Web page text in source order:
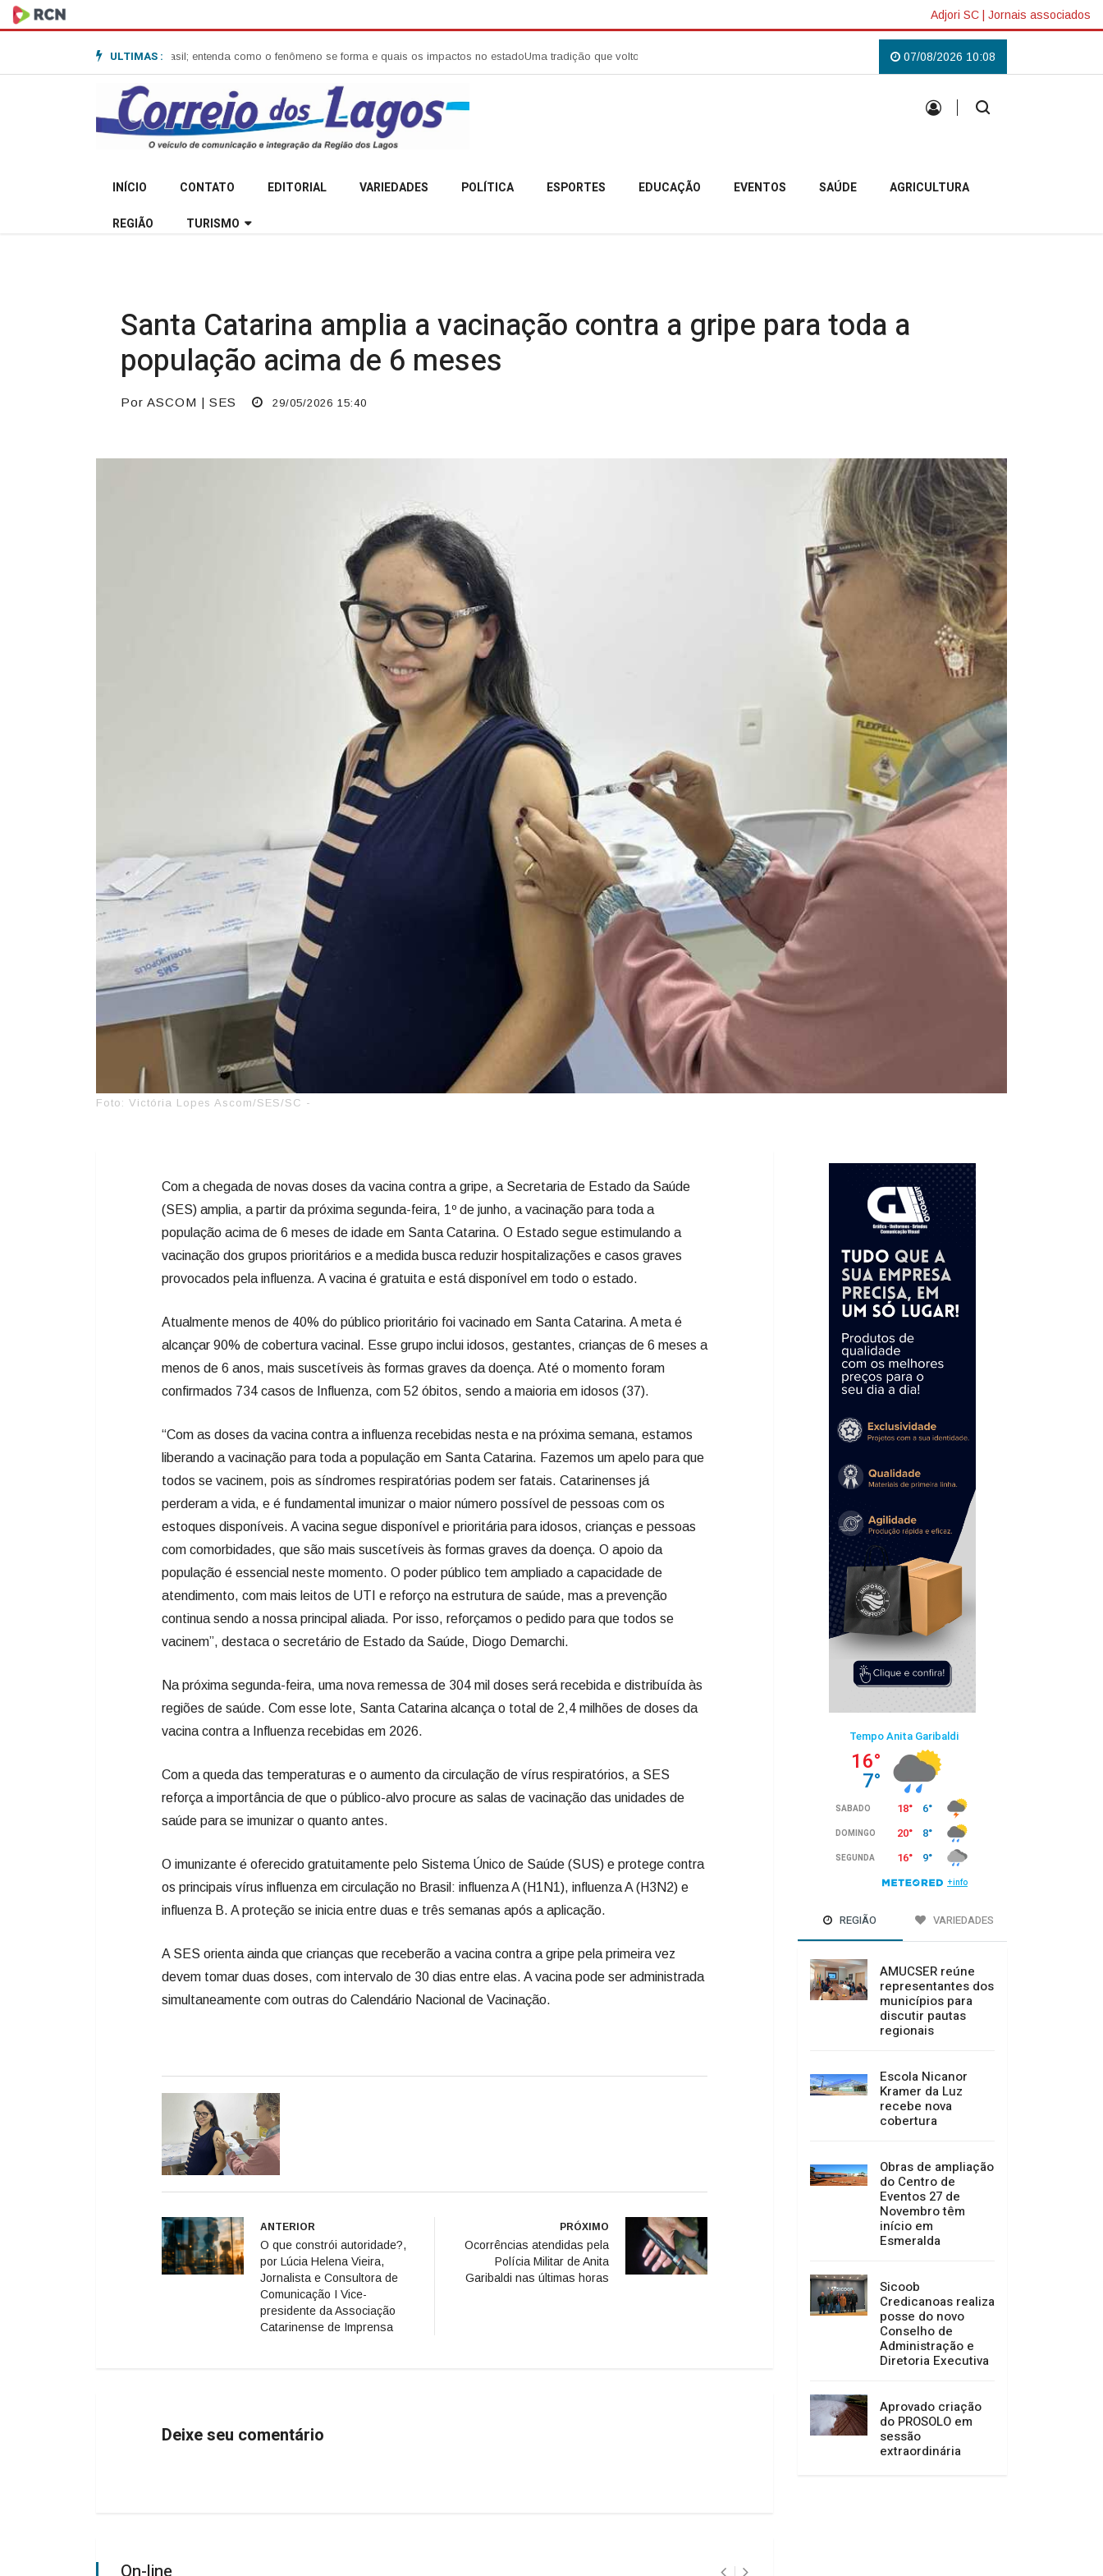
Adjori SC | Jornais associados
ULTIMAS :
bomba no Sul do Brasil; entenda como o fenômeno se forma e quais os impactos no estado Uma tradição que voltou a reunir a comunidade campobelense Padre Pablo inicia missão em Anita Garibaldi e destaca
07/08/2026 10:08
INÍCIO CONTATO EDITORIAL VARIEDADES POLÍTICA ESPORTES EDUCAÇÃO EVENTOS SAÚDE AGRICULTURA
REGIÃO TURISMO
Santa Catarina amplia a vacinação contra a gripe para toda a
população acima de 6 meses
Por ASCOM | SES 29/05/2026 15:40
Foto: Victória Lopes Ascom/SES/SC -
Com a chegada de novas doses da vacina contra a gripe, a Secretaria de Estado da Saúde
(SES) amplia, a partir da próxima segunda-feira, 1º de junho, a vacinação para toda a
população acima de 6 meses de idade em Santa Catarina. O Estado segue estimulando a
vacinação dos grupos prioritários e a medida busca reduzir hospitalizações e casos graves
provocados pela influenza. A vacina é gratuita e está disponível em todo o estado.
Atualmente menos de 40% do público prioritário foi vacinado em Santa Catarina. A meta é
alcançar 90% de cobertura vacinal. Esse grupo inclui idosos, gestantes, crianças de 6 meses a
menos de 6 anos, mais suscetíveis às formas graves da doença. Até o momento foram
confirmados 734 casos de Influenza, com 52 óbitos, sendo a maioria em idosos (37).
“Com as doses da vacina contra a influenza recebidas nesta e na próxima semana, estamos
liberando a vacinação para toda a população em Santa Catarina. Fazemos um apelo para que
todos se vacinem, pois as síndromes respiratórias podem ser fatais. Catarinenses já
perderam a vida, e é fundamental imunizar o maior número possível de pessoas com os
estoques disponíveis. A vacina segue disponível e prioritária para idosos, crianças e pessoas
com comorbidades, que são mais suscetíveis às formas graves da doença. O apoio da
população é essencial neste momento. O poder público tem ampliado a capacidade de
atendimento, com mais leitos de UTI e reforço na estrutura de saúde, mas a prevenção
continua sendo a nossa principal aliada. Por isso, reforçamos o pedido para que todos se
vacinem”, destaca o secretário de Estado da Saúde, Diogo Demarchi.
Na próxima segunda-feira, uma nova remessa de 304 mil doses será recebida e distribuída às
regiões de saúde. Com esse lote, Santa Catarina alcança o total de 2,4 milhões de doses da
vacina contra a Influenza recebidas em 2026.
Com a queda das temperaturas e o aumento da circulação de vírus respiratórios, a SES
reforça a importância de que o público-alvo procure as salas de vacinação das unidades de
saúde para se imunizar o quanto antes.
O imunizante é oferecido gratuitamente pelo Sistema Único de Saúde (SUS) e protege contra
os principais vírus influenza em circulação no Brasil: influenza A (H1N1), influenza A (H3N2) e
influenza B. A proteção se inicia entre duas e três semanas após a aplicação.
A SES orienta ainda que crianças que receberão a vacina contra a gripe pela primeira vez
devem tomar duas doses, com intervalo de 30 dias entre elas. A vacina pode ser administrada
simultaneamente com outras do Calendário Nacional de Vacinação.
ANTERIOR
O que constrói autoridade?,
por Lúcia Helena Vieira,
Jornalista e Consultora de
Comunicação I Vice-
presidente da Associação
Catarinense de Imprensa
PRÓXIMO
Ocorrências atendidas pela
Polícia Militar de Anita
Garibaldi nas últimas horas
Deixe seu comentário
REGIÃO VARIEDADES
AMUCSER reúne
representantes dos
municípios para
discutir pautas
regionais
Escola Nicanor
Kramer da Luz
recebe nova
cobertura
Obras de ampliação
do Centro de
Eventos 27 de
Novembro têm
início em
Esmeralda
Sicoob
Credicanoas realiza
posse do novo
Conselho de
Administração e
Diretoria Executiva
Aprovado criação
do PROSOLO em
sessão
extraordinária